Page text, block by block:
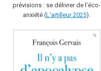
prévisions : se délivrer de l’éco-
anxiété (L'artilleur 2025).